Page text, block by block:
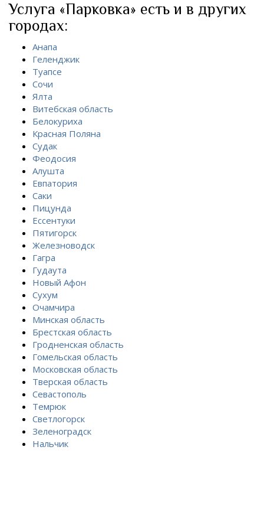
Услуга «Парковка» есть и в других
городах:
Анапа
Геленджик
Туапсе
Сочи
Ялта
Витебская область
Белокуриха
Красная Поляна
Судак
Феодосия
Алушта
Евпатория
Саки
Пицунда
Ессентуки
Пятигорск
Железноводск
Гагра
Гудаута
Новый Афон
Сухум
Очамчира
Минская область
Брестская область
Гродненская область
Гомельская область
Московская область
Тверская область
Севастополь
Темрюк
Светлогорск
Зеленоградск
Нальчик